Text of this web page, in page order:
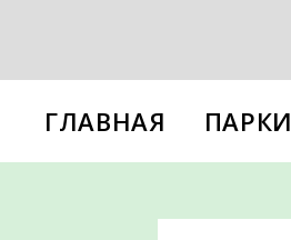
ГЛАВНАЯ ПАРКИ